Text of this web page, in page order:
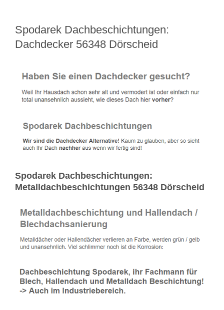
Spodarek Dachbeschichtungen:
Dachdecker 56348 Dörscheid
Spodarek Dachbeschichtungen:
Metalldachbeschichtungen 56348 Dörscheid